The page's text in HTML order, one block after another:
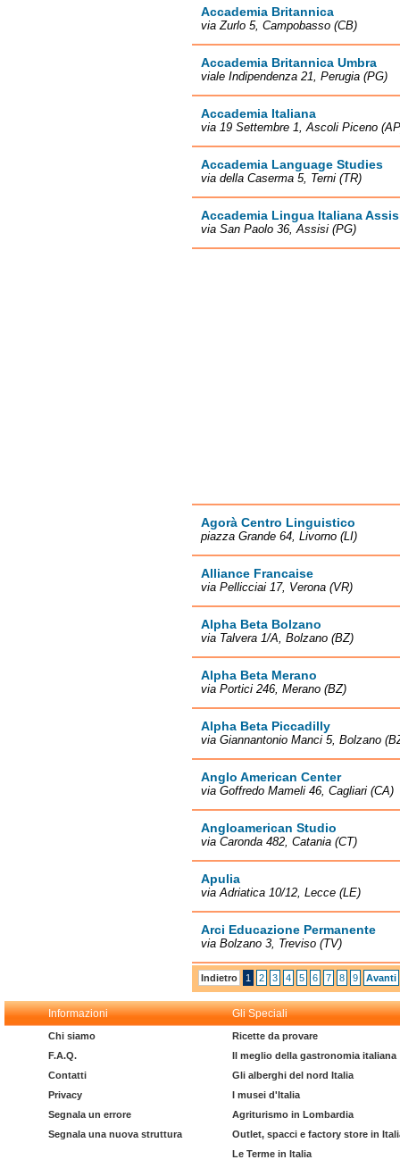
Accademia Britannica
via Zurlo 5, Campobasso (CB)
Accademia Britannica Umbra
viale Indipendenza 21, Perugia (PG)
Accademia Italiana
via 19 Settembre 1, Ascoli Piceno
Accademia Language Studies
via della Caserma 5, Terni (TR)
Accademia Lingua Italiana
via San Paolo 36, Assisi (PG)
Agorà Centro Linguistico
piazza Grande 64, Livorno (LI)
Alliance Francaise
via Pellicciai 17, Verona (VR)
Alpha Beta Bolzano
via Talvera 1/A, Bolzano (BZ)
Alpha Beta Merano
via Portici 246, Merano (BZ)
Alpha Beta Piccadilly
via Giannantonio Manci 5, Bolzano
Anglo American Center
via Goffredo Mameli 46, Cagliari (CA)
Angloamerican Studio
via Caronda 482, Catania (CT)
Apulia
via Adriatica 10/12, Lecce (LE)
Arci Educazione Permanente
via Bolzano 3, Treviso (TV)
Indietro 1 2 3 4 5 6 7 8 9 Avanti
Informazioni Gli Speciali
Chi siamo
F.A.Q.
Contatti
Privacy
Segnala un errore
Segnala una nuova struttura
Ricette da provare
Il meglio della gastronomia italiana
Gli alberghi del nord Italia
I musei d'Italia
Agriturismo in Lombardia
Outlet, spacci e factory store in
Le Terme in Italia